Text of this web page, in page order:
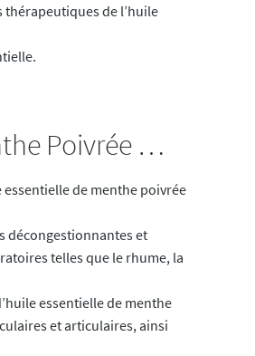
thérapeutiques de l’huile
Poivrée …
de menthe poivrée
décongestionnantes et
telles que le rhume, la
essentielle de menthe
et articulaires, ainsi